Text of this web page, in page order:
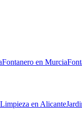
Fontanero en Murcia
Limpieza en Alicante